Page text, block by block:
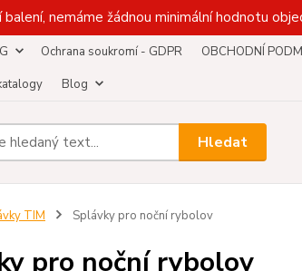
nemáme žádnou minimální hodnotu
Ochrana soukromí - GDPR
OBCHODNÍ
Blog
Hledat
TIM Splávky pro noční rybolov
pro noční rybolov